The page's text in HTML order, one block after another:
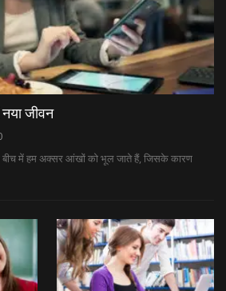
जीवन
में हम अक्‍सर आंखों को भूल जाते हैं, जिसके कारण